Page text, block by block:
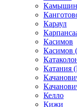
Камышин
Караул
Касимов
Касимов
Катания
Келло
Кижи